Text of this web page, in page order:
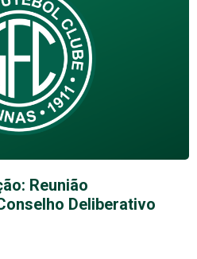
Reunião
Deliberativo